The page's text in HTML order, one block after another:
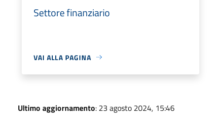
Settore finanziario
VAI ALLA PAGINA
Ultimo aggiornamento: 23 agosto 2024, 15:46